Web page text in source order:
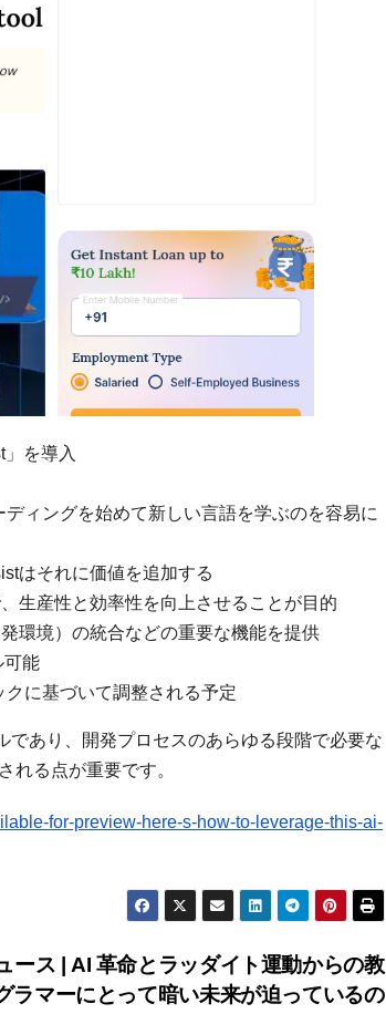
を導入
ィングを始めて新しい言語を学ぶのを容易に
はそれに価値を追加する
生産性と効率性を向上させることが目的
環境）の統合などの重要な機能を提供
可能
に基づいて調整される予定
あり、開発プロセスのあらゆる段階で必要な
れる点が重要です。
for-preview-here-s-how-to-leverage-this-ai-
ース | AI 革命とラッダイト運動からの教
ラマーにとって暗い未来が迫っているの